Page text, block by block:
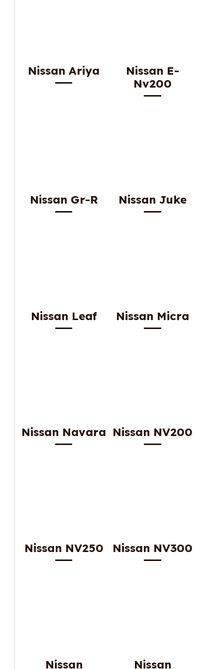
Nissan Ariya
Nissan E-
Nv200
Nissan Gr-R Nissan Juke
Nissan Leaf Nissan Micra
Nissan Navara Nissan NV200
Nissan NV250 Nissan NV300
Nissan Nissan